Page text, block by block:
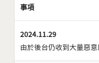
事項
2024.11.29
由於後台仍收到大量惡